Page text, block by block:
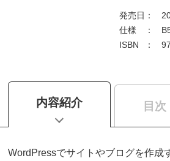
発売日 ：
仕様
：
ISBN
：
内容紹介 目次
WordPressでサイトやブログを作成